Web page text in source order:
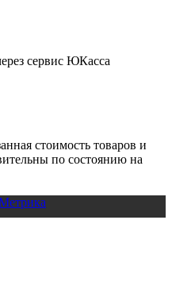
сервис ЮКасса
стоимость товаров и
по состоянию на